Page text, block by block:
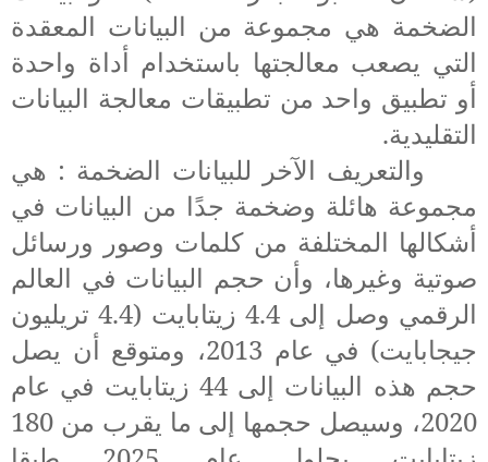
الضخمة هي مجموعة من البيانات المعقدة
التي يصعب معالجتها باستخدام أداة واحدة
أو تطبيق واحد من تطبيقات معالجة البيانات
التقليدية.
والتعريف الآخر للبيانات الضخمة : هي
مجموعة هائلة وضخمة جدًا من البيانات في
أشكالها المختلفة من كلمات وصور ورسائل
صوتية وغيرها، وأن حجم البيانات في العالم
الرقمي وصل إلى 4.4 زيتابايت (4.4 تريليون
جيجابايت) في عام 2013، ومتوقع أن يصل
حجم هذه البيانات إلى 44 زيتابايت في عام
2020، وسيصل حجمها إلى ما يقرب من 180